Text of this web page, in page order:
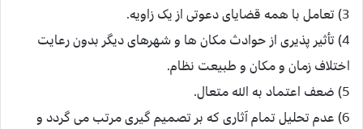
3) تعامل با همه قضایای دعوتی از یک زاویه.
4) تأثیر پذیری از حوادث مکان ها و شهرهای دیگر بدون رعایت
اختلاف زمان و مکان و طبیعت نظام.
5) ضعف اعتماد به الله متعال.
6) عدم تحلیل تمام آثاری که بر تصمیم گیری مرتب می گردد و